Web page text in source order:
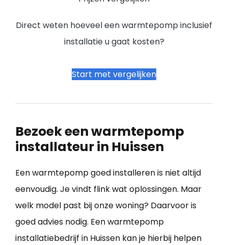
Direct weten hoeveel een warmtepomp inclusief
installatie u gaat kosten?
Start met vergelijken
Bezoek een warmtepomp
installateur in Huissen
Een warmtepomp goed installeren is niet altijd
eenvoudig. Je vindt flink wat oplossingen. Maar
welk model past bij onze woning? Daarvoor is
goed advies nodig. Een warmtepomp
installatiebedrijf in Huissen kan je hierbij helpen